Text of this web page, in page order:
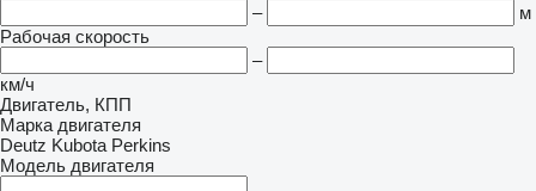
–
м
Рабочая скорость
–
км/ч
Двигатель, КПП
Марка двигателя
Deutz Kubota Perkins
Модель двигателя